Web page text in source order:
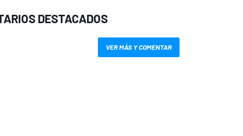
DESTACADOS
VER MÁS Y COMENTAR